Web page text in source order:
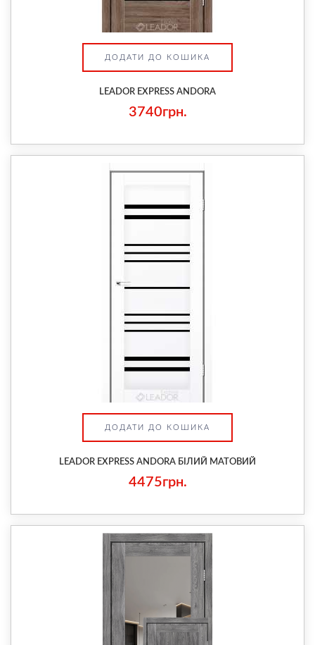
ДОДАТИ ДО КОШИКА
LEADOR EXPRESS ANDORA
3740грн.
ДОДАТИ ДО КОШИКА
LEADOR EXPRESS ANDORA БІЛИЙ МАТОВИЙ
4475грн.